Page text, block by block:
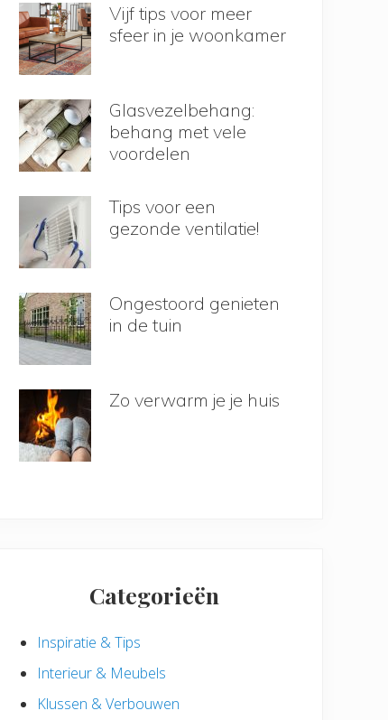
Vijf tips voor meer
sfeer in je woonkamer
Glasvezelbehang:
behang met vele
voordelen
Tips voor een
gezonde ventilatie!
Ongestoord genieten
in de tuin
Zo verwarm je je huis
Categorieën
Inspiratie & Tips
Interieur & Meubels
Klussen & Verbouwen